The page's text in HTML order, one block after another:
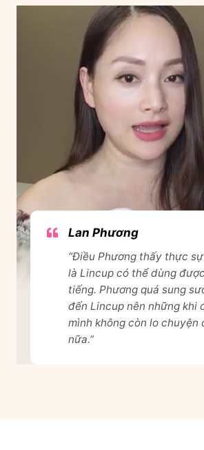
Lan Phương
“Điều Phương thấy thực
là Lincup có thể dùng
tiếng. Phương quá sung
đến Lincup nên những khi
mình không còn lo chuyện
nữa.”